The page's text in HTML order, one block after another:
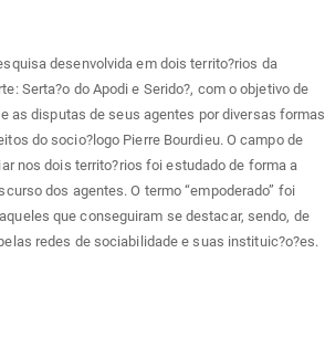
desenvolvida em dois territo?rios da
Serta?o do Apodi e Serido?, com o objetivo de
as disputas de seus agentes por diversas formas
do socio?logo Pierre Bourdieu. O campo de
nos dois territo?rios foi estudado de forma a
dos agentes. O termo “empoderado” foi
que conseguiram se destacar, sendo, de
redes de sociabilidade e suas instituic?o?es.